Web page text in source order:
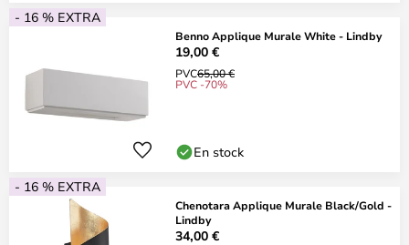
- 16 % EXTRA
Benno Applique Murale White - Lindby
19,00 €
PVC65,00 €
PVC -70%
En stock
- 16 % EXTRA
Chenotara Applique Murale Black/Gold -
Lindby
34,00 €